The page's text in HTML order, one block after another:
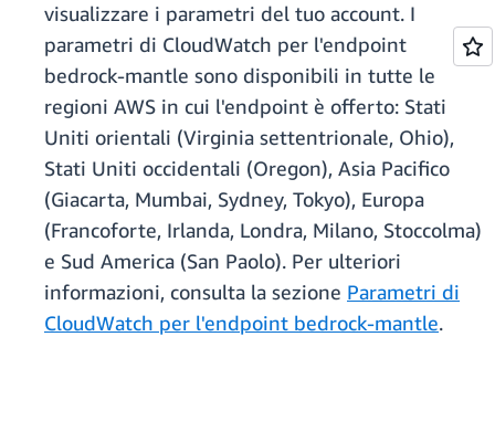
visualizzare i parametri del tuo account. I
parametri di CloudWatch per l'endpoint
bedrock-mantle sono disponibili in tutte le
regioni AWS in cui l'endpoint è offerto: Stati
Uniti orientali (Virginia settentrionale, Ohio),
Stati Uniti occidentali (Oregon), Asia Pacifico
(Giacarta, Mumbai, Sydney, Tokyo), Europa
(Francoforte, Irlanda, Londra, Milano, Stoccolma)
e Sud America (San Paolo). Per ulteriori
informazioni, consulta la sezione Parametri di
CloudWatch per l'endpoint bedrock-mantle.